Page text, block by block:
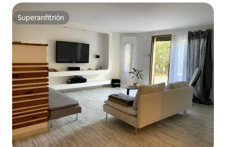
Superanfitrión
Superanfitrión